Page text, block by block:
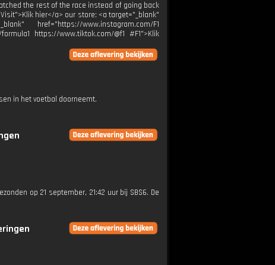
the rest of the race instead of going back
hier</a> our store: <a target="_blank"
href="https://www.instagram.com/F1
https://www.tiktok.com/@f1 #F1">Klik
in het voetbal doorneemt.
op 21 september, 21:42 uur bij SBS6. De